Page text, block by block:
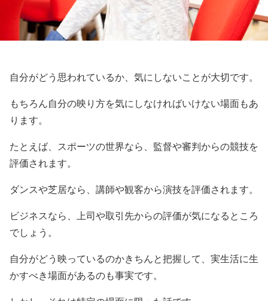
自分がどう思われているか、気にしないことが大切です。
もちろん自分の映り方を気にしなければいけない場面もあ
ります。
たとえば、スポーツの世界なら、監督や審判からの競技を
評価されます。
ダンスや芝居なら、講師や観客から演技を評価されます。
ビジネスなら、上司や取引先からの評価が気になるところ
でしょう。
自分がどう映っているのかきちんと把握して、実生活に生
かすべき場面があるのも事実です。